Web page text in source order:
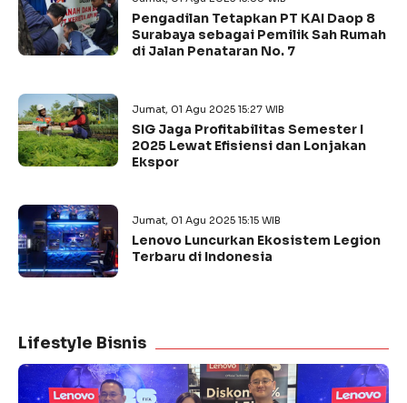
Pengadilan Tetapkan PT KAI Daop 8
Surabaya sebagai Pemilik Sah Rumah
di Jalan Penataran No. 7
Jumat, 01 Agu 2025 15:27 WIB
SIG Jaga Profitabilitas Semester I
2025 Lewat Efisiensi dan Lonjakan
Ekspor
Jumat, 01 Agu 2025 15:15 WIB
Lenovo Luncurkan Ekosistem Legion
Terbaru di Indonesia
Lifestyle Bisnis